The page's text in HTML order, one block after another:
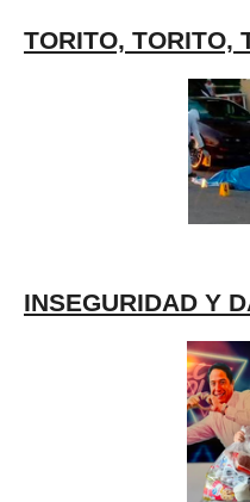
TORITO, TORITO,
INSEGURIDAD Y